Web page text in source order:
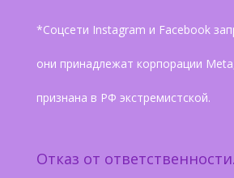
*Соцсети Instagram и Facebook
они принадлежат корпорации
признана в РФ экстремистской.
Отказ от ответственности.